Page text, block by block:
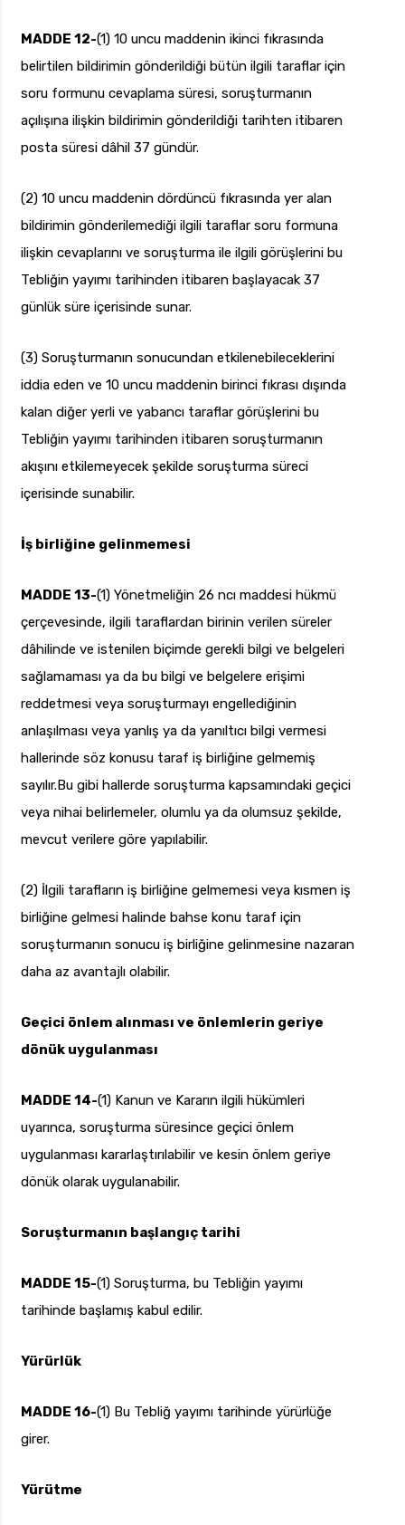
MADDE 12-(1) 10 uncu maddenin ikinci fıkrasında
belirtilen bildirimin gönderildiği bütün ilgili taraflar için
soru formunu cevaplama süresi, soruşturmanın
açılışına ilişkin bildirimin gönderildiği tarihten itibaren
posta süresi dâhil 37 gündür.
(2) 10 uncu maddenin dördüncü fıkrasında yer alan
bildirimin gönderilemediği ilgili taraflar soru formuna
ilişkin cevaplarını ve soruşturma ile ilgili görüşlerini bu
Tebliğin yayımı tarihinden itibaren başlayacak 37
günlük süre içerisinde sunar.
(3) Soruşturmanın sonucundan etkilenebileceklerini
iddia eden ve 10 uncu maddenin birinci fıkrası dışında
kalan diğer yerli ve yabancı taraflar görüşlerini bu
Tebliğin yayımı tarihinden itibaren soruşturmanın
akışını etkilemeyecek şekilde soruşturma süreci
içerisinde sunabilir.
İş birliğine gelinmemesi
MADDE 13-(1) Yönetmeliğin 26 ncı maddesi hükmü
çerçevesinde, ilgili taraflardan birinin verilen süreler
dâhilinde ve istenilen biçimde gerekli bilgi ve belgeleri
sağlamaması ya da bu bilgi ve belgelere erişimi
reddetmesi veya soruşturmayı engellediğinin
anlaşılması veya yanlış ya da yanıltıcı bilgi vermesi
hallerinde söz konusu taraf iş birliğine gelmemiş
sayılır.Bu gibi hallerde soruşturma kapsamındaki geçici
veya nihai belirlemeler, olumlu ya da olumsuz şekilde,
mevcut verilere göre yapılabilir.
(2) İlgili tarafların iş birliğine gelmemesi veya kısmen iş
birliğine gelmesi halinde bahse konu taraf için
soruşturmanın sonucu iş birliğine gelinmesine nazaran
daha az avantajlı olabilir.
Geçici önlem alınması ve önlemlerin geriye
dönük uygulanması
MADDE 14-(1) Kanun ve Kararın ilgili hükümleri
uyarınca, soruşturma süresince geçici önlem
uygulanması kararlaştırılabilir ve kesin önlem geriye
dönük olarak uygulanabilir.
Soruşturmanın başlangıç tarihi
MADDE 15-(1) Soruşturma, bu Tebliğin yayımı
tarihinde başlamış kabul edilir.
Yürürlük
MADDE 16-(1) Bu Tebliğ yayımı tarihinde yürürlüğe
girer.
Yürütme